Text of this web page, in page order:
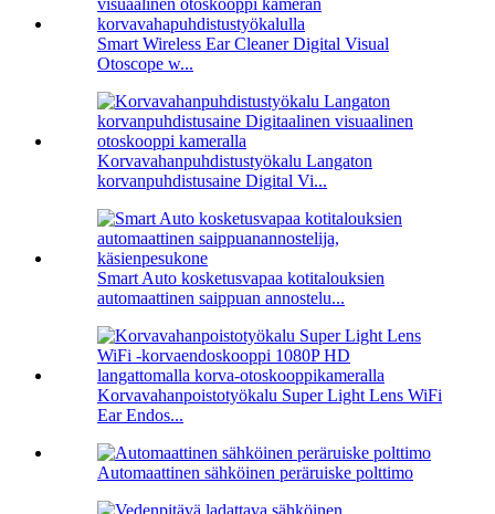
Smart Wireless Ear Cleaner Digital Visual
Otoscope w...
Korvavahanpuhdistustyökalu Langaton
korvanpuhdistusaine Digital Vi...
Smart Auto kosketusvapaa kotitalouksien
automaattinen saippuan annostelu...
Korvavahanpoistotyökalu Super Light Lens WiFi
Ear Endos...
Automaattinen sähköinen peräruiske polttimo